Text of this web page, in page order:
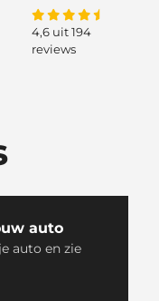
4,6 uit 194
reviews
auto
auto en zie